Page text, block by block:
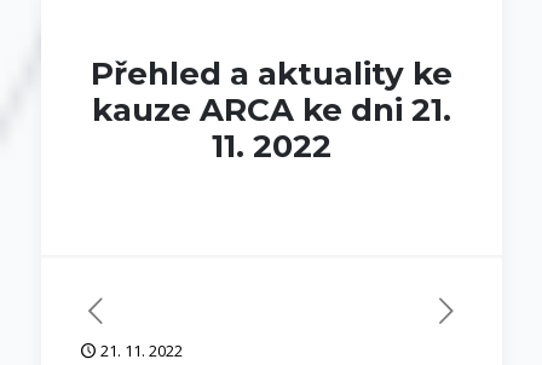
Přehled a aktuality ke
kauze ARCA ke dni 21.
11. 2022
21. 11. 2022